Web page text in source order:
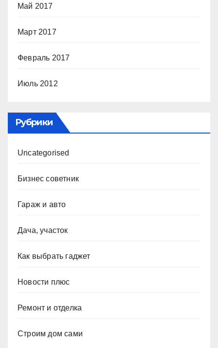
Май 2017
Март 2017
Февраль 2017
Июль 2012
Рубрики
Uncategorised
Бизнес советник
Гараж и авто
Дача, участок
Как выбрать гаджет
Новости плюс
Ремонт и отделка
Строим дом сами